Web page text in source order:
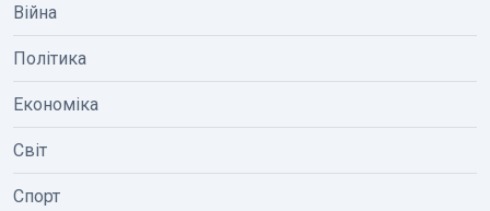
Війна
Політика
Економіка
Світ
Спорт